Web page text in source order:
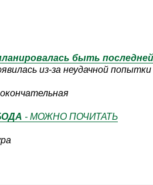
быть последней
из-за неудачной
- МОЖНО ПОЧИТАТЬ